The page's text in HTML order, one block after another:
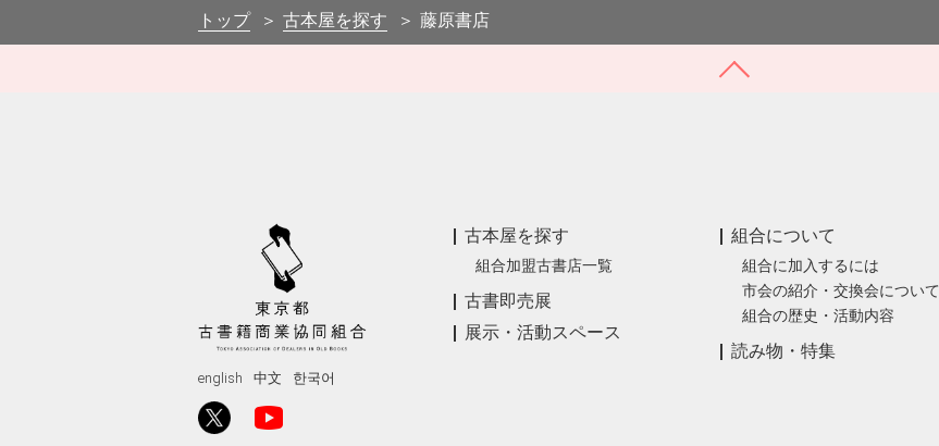
−
トップ 古本屋を探す 藤原書店
english 中文 한국어
古本屋を探す
組合加盟古書店一覧
古書即売展
展示・活動スペース
組合について
組合に加入するには
市会の紹介・交換会について
組合の歴史・活動内容
読み物・特集